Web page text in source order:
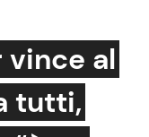
e TV
VIP
vince al
tutti,